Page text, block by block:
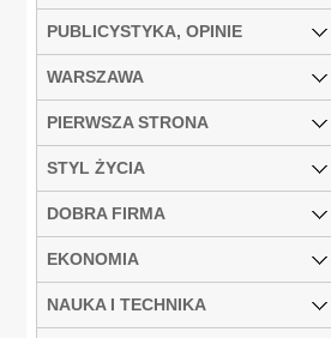
PUBLICYSTYKA, OPINIE
WARSZAWA
PIERWSZA STRONA
STYL ŻYCIA
DOBRA FIRMA
EKONOMIA
NAUKA I TECHNIKA